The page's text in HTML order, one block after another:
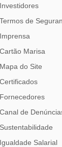
Investidores
Termos de
Imprensa
Cartão Marisa
Mapa do Site
Certificados
Fornecedores
Canal de
Sustentabilidade
Igualdade Salarial